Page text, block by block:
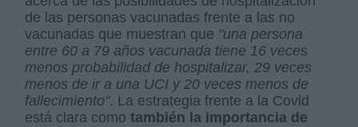
de las personas vacunadas frente a las no
vacunadas que muestran que "una persona
entre 60 a 79 años vacunada tiene 16 veces
menos probabilidad de hospitalizar, 29 veces
menos de ir a una UCI y 20 veces menos de
fallecimiento". La estrategia frente a la Covid
está clara comotambién la importancia de